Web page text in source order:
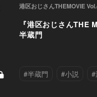
港区おじさんTHEMOVIE
『港区おじさんTHE
半蔵門
#半蔵門 #小説 #